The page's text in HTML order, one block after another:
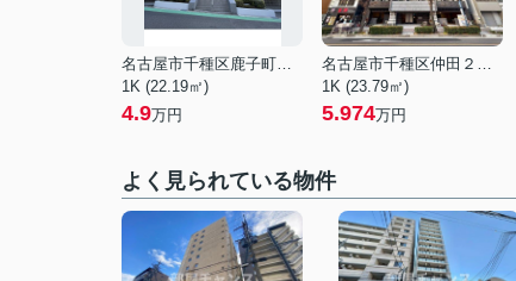
名古屋市千種区鹿子町５丁目
1K (22.19㎡)
4.9万円
名古屋市千種区仲田２丁目
1K (23.79㎡)
5.974万円
よく見られている物件